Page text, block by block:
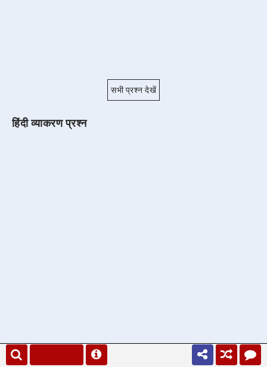
सभी प्रश्न देखें
हिंदी व्याकरण प्रश्न